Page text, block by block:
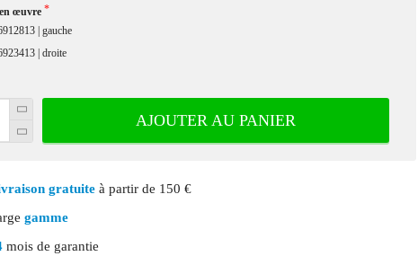
œuvre
| gauche
| droite
AJOUTER AU PANIER
gratuiteà partir de 150 €
gamme
mois de garantie